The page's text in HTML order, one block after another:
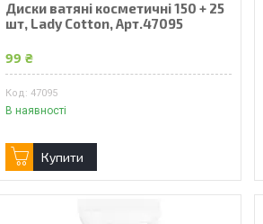
Диски ватяні косметичні 150 + 25
шт, Lady Cotton, Арт.47095
99 ₴
47095
В наявності
Купити